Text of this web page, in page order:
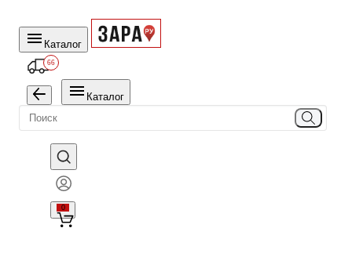
Каталог
66
Каталог
0